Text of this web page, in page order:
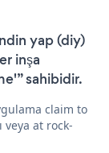
yap (diy)
inşa
sahibidir.
claim to
veya at rock-